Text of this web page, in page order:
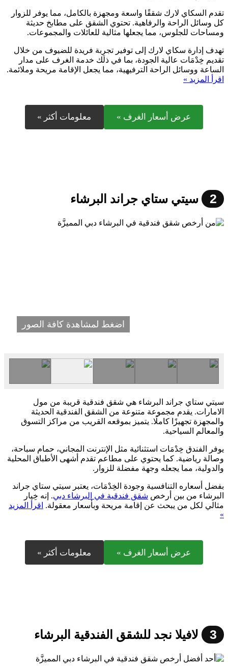
تقدم السكاي لارك شققًا واسعة ومجهزة بالكامل، مما يوفر للزوار
كل وسائل الراحة والرفاهية. تحتوي الشقق على مطابخ حديثة
ومساحات للجلوس، مما يجعلها مثالية للعائلات والمجموعات.
تهدف إدارة سكاي لارك إلى توفير تجرِبة فريدة للضيوف من خلال
تقديم خِدْمَات عالية الجودة، بما في ذلك خدمة الغرف على مدار
الساعة ووسائل الراحة الترفيهية، مما يجعل الإقامة مريحة وملائمة.
اقرأ المزيد »
عرض أسعار الغرف » معلومات أكثر »
2 سيتي ستاي جراند البرشاء
اضغط لمشاهدة كافة الصور
سيتي ستاي جراند البرشاء هي شقق فندقية قريبة من مول
الامارات. يقدم مجموعة متنوعة من الشقق الفندقية الحديثة
والمجهزة تجهيزًا كاملًا. يتميز بموقعه القريب من مراكز التسوق
والمعالم السياحية.
يوفر الفندق خِدْمَات استثنائية مثل الإنترنت المجاني، حمام سباحة،
وصالة رياضية. كما يحتوي على مطاعم تقدم أشهى الأطباق المحلية
والدولية، مما يجعله وجهة مفضلة للزوار.
بفضل أسعاره التنافسية وجودة الخِدْمَات، يعتبر سيتي ستاي جراند
البرشاء من بين أرخص شقق فندقية في البرشاء دبي. إنه خِيار
مثالي لكل من يبحث عن إقامة مريحة وبأسعار معقولة. اقرأ المزيد
»
عرض أسعار الغرف » معلومات أكثر »
3 لافيلا نجد للشقق الفندقية البرشاء